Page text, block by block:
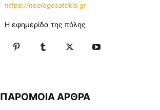
https://neologosattikis.gr
Η εφημερίδα της πόλης
ΠΑΡΟΜΟΙΑ ΑΡΘΡΑ